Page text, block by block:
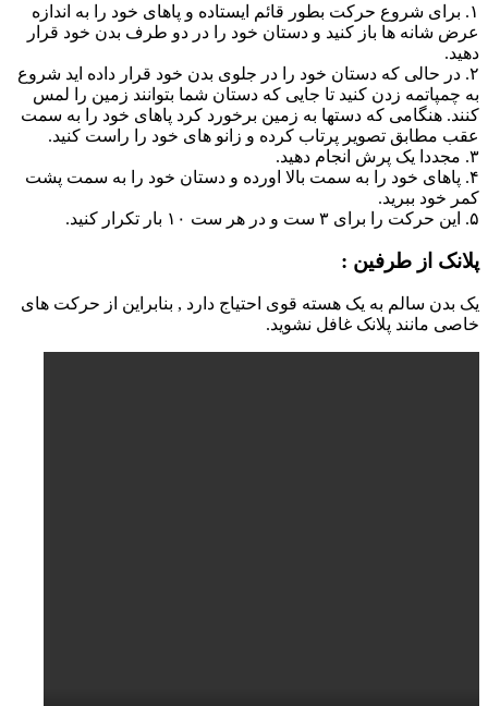
۱. برای شروع حرکت بطور قائم ایستاده و پاهای خود را به اندازه
عرض شانه ها باز کنید و دستان خود را در دو طرف بدن خود قرار
دهید.
۲. در حالی که دستان خود را در جلوی بدن خود قرار داده اید شروع
به چمپاتمه زدن کنید تا جایی که دستان شما بتوانند زمین را لمس
کنند. هنگامی که دستها به زمین برخورد کرد پاهای خود را به سمت
عقب مطابق تصویر پرتاب کرده و زانو های خود را راست کنید.
۳. مجددا یک پرش انجام دهید.
۴. پاهای خود را به سمت بالا اورده و دستان خود را به سمت پشت
کمر خود ببرید.
۵. این حرکت را برای ۳ ست و در هر ست ۱۰ بار تکرار کنید.
پلانک از طرفین :
یک بدن سالم به یک هسته قوی احتیاج دارد , بنابراین از حرکت های
خاصی مانند پلانک غافل نشوید.